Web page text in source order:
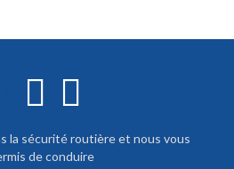
la sécurité routière et nous vous
de conduire